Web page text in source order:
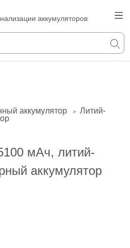
аккумуляторов
аккумулятор >
Литий-
мАч, литий-
аккумулятор